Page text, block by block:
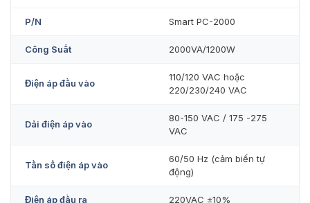
P/N Smart PC-2000
Công Suất 2000VA/1200W
Điện áp đầu vào
110/120 VAC hoặc
220/230/240 VAC
Dải điện áp vào
80-150 VAC / 175 -275
VAC
Tần số điện áp vào
60/50 Hz (cảm biến tự
động)
Điện áp đầu ra 220VAC ±10%